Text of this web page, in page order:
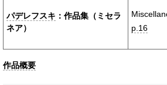
パデレフスキ ：作品集（ミセラ
ネア）
p.16
作品概要